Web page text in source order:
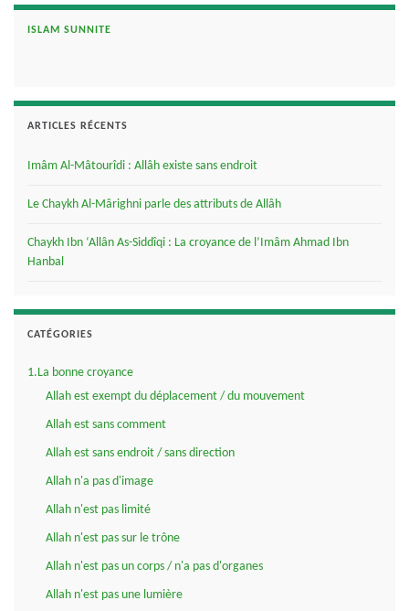
ISLAM SUNNITE
ARTICLES RÉCENTS
Imâm Al-Mâtourîdi : Allâh existe sans endroit
Le Chaykh Al-Mârighni parle des attributs de Allâh
Chaykh Ibn ‘Allân As-Siddîqi : La croyance de l’Imâm Ahmad Ibn
Hanbal
CATÉGORIES
1.La bonne croyance
Allah est exempt du déplacement / du mouvement
Allah est sans comment
Allah est sans endroit / sans direction
Allah n'a pas d'image
Allah n'est pas limité
Allah n'est pas sur le trône
Allah n'est pas un corps / n'a pas d'organes
Allah n'est pas une lumière